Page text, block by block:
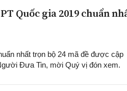
Quốc gia 2019 chuẩn
nhất trọn bộ 24 mã đề được cập
Đưa Tin, mời Quý vị đón xem.